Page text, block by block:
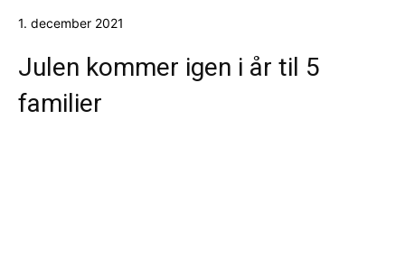
1. december 2021
Julen kommer igen i år til 5
familier